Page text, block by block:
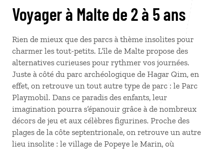
Voyager à Malte de 2 à 5 ans
Rien de mieux que des parcs à thème insolites pour
charmer les tout-petits. L’île de Malte propose des
alternatives curieuses pour rythmer vos journées.
Juste à côté du parc archéologique de Hagar Qim, en
effet, on retrouve un tout autre type de parc : le Parc
Playmobil. Dans ce paradis des enfants, leur
imagination pourra s’épanouir grâce à de nombreux
décors de jeu et aux célèbres figurines. Proche des
plages de la côte septentrionale, on retrouve un autre
lieu insolite : le village de Popeye le Marin, où